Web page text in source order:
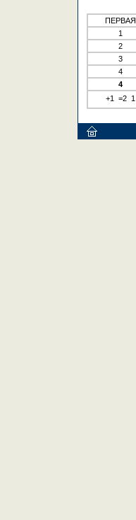
ПЕРВАЯ
1
2
3
4
4
+1 =2 1